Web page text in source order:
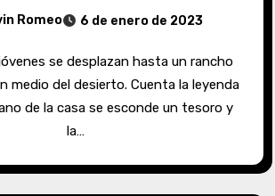
Romeo 6 de enero de 2023
medio del desierto. Cuenta la leyenda
de la casa se esconde un tesoro y
la…